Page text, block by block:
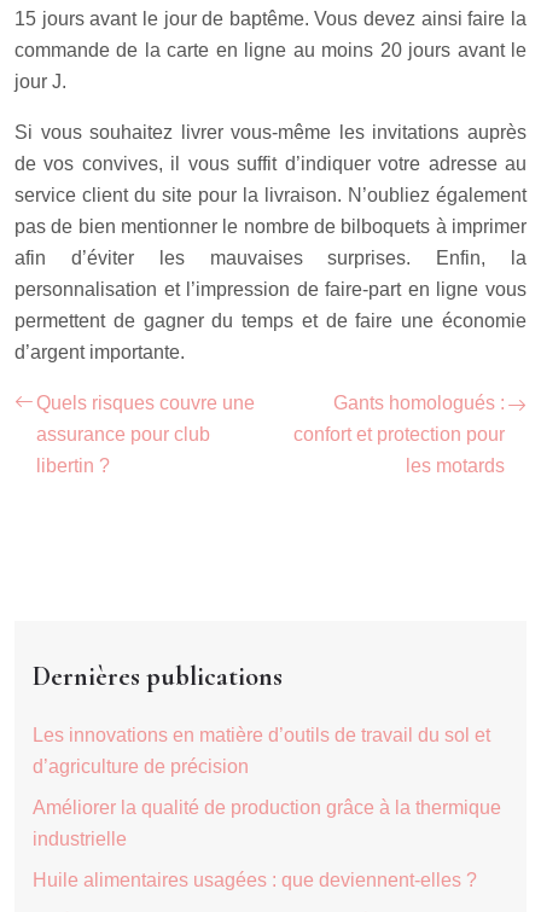
15 jours avant le jour de baptême. Vous devez ainsi faire la
commande de la carte en ligne au moins 20 jours avant le
jour J.
Si vous souhaitez livrer vous-même les invitations auprès
de vos convives, il vous suffit d’indiquer votre adresse au
service client du site pour la livraison. N’oubliez également
pas de bien mentionner le nombre de bilboquets à imprimer
afin d’éviter les mauvaises surprises. Enfin, la
personnalisation et l’impression de faire-part en ligne vous
permettent de gagner du temps et de faire une économie
d’argent importante.
Quels risques couvre une
assurance pour club
libertin ?
Gants homologués :
confort et protection pour
les motards
Dernières publications
Les innovations en matière d’outils de travail du sol et
d’agriculture de précision
Améliorer la qualité de production grâce à la thermique
industrielle
Huile alimentaires usagées : que deviennent-elles ?